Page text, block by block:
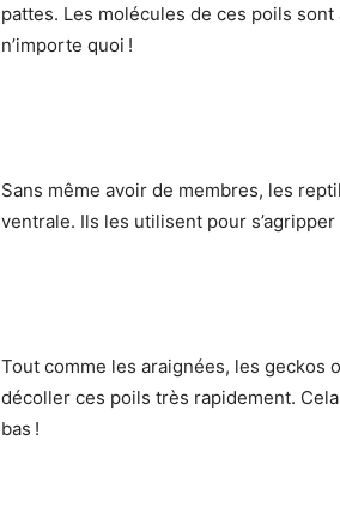
pattes. Les molécules de ces poils
n’importe quoi !
Sans même avoir de membres, les
ventrale. Ils les utilisent pour
Tout comme les araignées, les geckos
décoller ces poils très rapidement.
bas !